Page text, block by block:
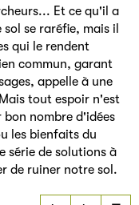
Et ce qu'il a
se raréfie, mais il
qui le rendent
commun, garant
appelle à une
tout espoir n'est
bon nombre d'idées
les bienfaits du
série de solutions à
de ruiner notre sol.